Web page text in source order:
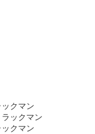
クマン
ックマン
クマン